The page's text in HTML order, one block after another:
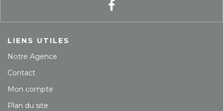
LIENS UTILES
Notre Agence
Contact
Mon compte
Plan du site